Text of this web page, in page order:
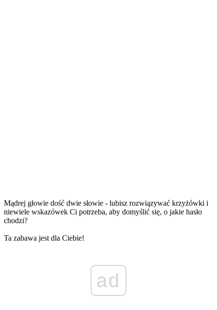
Mądrej głowie dość dwie słowie - lubisz rozwiązywać krzyżówki i
niewiele wskazówek Ci potrzeba, aby domyślić się, o jakie hasło
chodzi?
Ta zabawa jest dla Ciebie!
ad